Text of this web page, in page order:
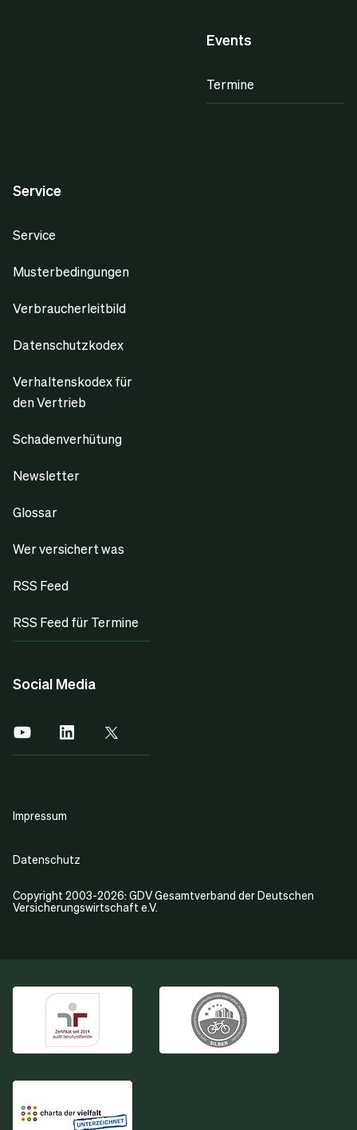
Events
Termine
Service
Service
Musterbedingungen
Verbraucherleitbild
Datenschutzkodex
Verhaltenskodex für
den Vertrieb
Schadenverhütung
Newsletter
Glossar
Wer versichert was
RSS Feed
RSS Feed für Termine
Social Media
Copyright 2003-2026: GDV Gesamtverband der Deutschen
Versicherungswirtschaft e.V.
Impressum
Datenschutz